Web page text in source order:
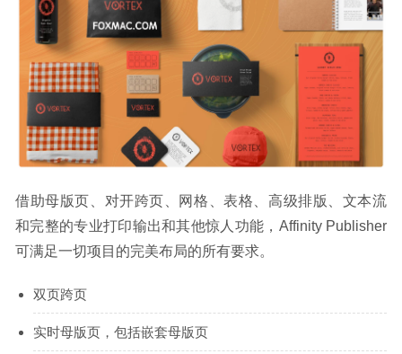
借助母版页、对开跨页、网格、表格、高级排版、文本流
和完整的专业打印输出和其他惊人功能，Affinity Publisher
可满足一切项目的完美布局的所有要求。
双页跨页
实时母版页，包括嵌套母版页